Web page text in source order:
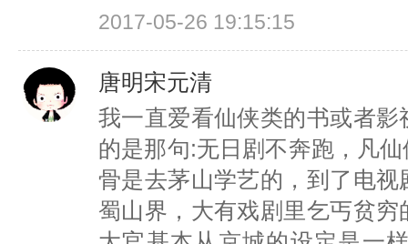
2017-05-26 19:15:15
唐明宋元清
我一直爱看仙侠类的书或者
的是那句:无日剧不奔跑，凡
骨是去茅山学艺的，到了电
蜀山界，大有戏剧里乞丐贫